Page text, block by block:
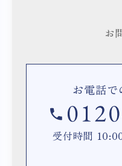
お
お電話で
受付時間